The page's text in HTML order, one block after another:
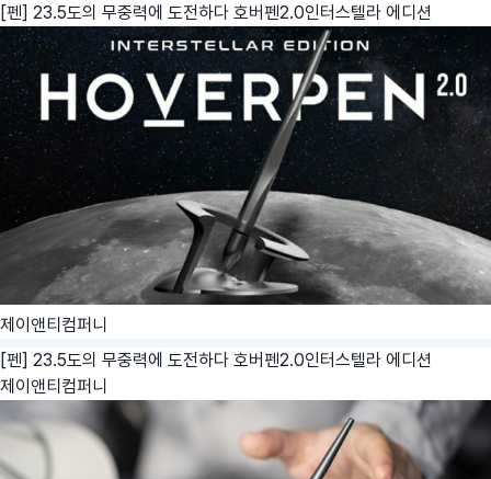
[펜] 23.5도의 무중력에 도전하다 호버펜2.0인터스텔라 에디션
제이앤티컴퍼니
[펜] 23.5도의 무중력에 도전하다 호버펜2.0인터스텔라 에디션
제이앤티컴퍼니